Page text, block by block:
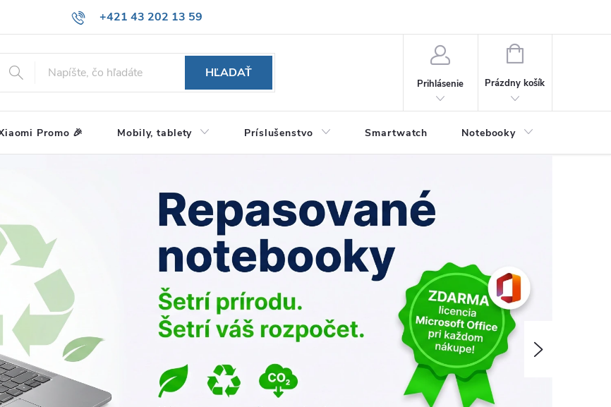
+421 43 202 13 59
HĽADAŤ
Prihlásenie
NÁKUPNÝ
Prázdny košík
Promo 🎉 Mobily, tablety Príslušenstvo Smartwatch Notebooky